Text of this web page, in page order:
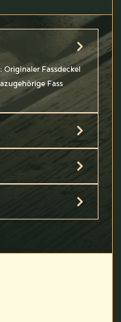
Fassdeckel
Fass